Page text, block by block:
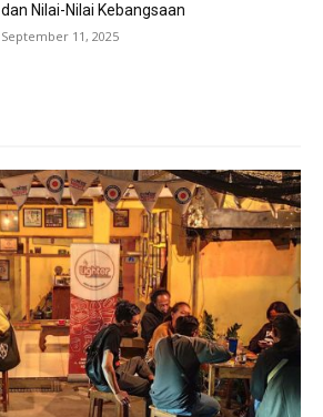
dan Nilai-Nilai Kebangsaan
September 11, 2025